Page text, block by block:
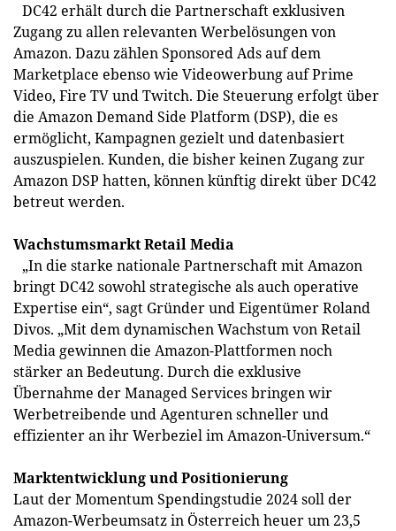
DC42 erhält durch die Partnerschaft exklusiven
Zugang zu allen relevanten Werbelösungen von
Amazon. Dazu zählen Sponsored Ads auf dem
Marketplace ebenso wie Videowerbung auf Prime
Video, Fire TV und Twitch. Die Steuerung erfolgt über
die Amazon Demand Side Platform (DSP), die es
ermöglicht, Kampagnen gezielt und datenbasiert
auszuspielen. Kunden, die bisher keinen Zugang zur
Amazon DSP hatten, können künftig direkt über DC42
betreut werden.
Wachstumsmarkt Retail Media
„In die starke nationale Partnerschaft mit Amazon
bringt DC42 sowohl strategische als auch operative
Expertise ein“, sagt Gründer und Eigentümer Roland
Divos. „Mit dem dynamischen Wachstum von Retail
Media gewinnen die Amazon-Plattformen noch
stärker an Bedeutung. Durch die exklusive
Übernahme der Managed Services bringen wir
Werbetreibende und Agenturen schneller und
effizienter an ihr Werbeziel im Amazon-Universum.“
Marktentwicklung und Positionierung
Laut der Momentum Spendingstudie 2024 soll der
Amazon-Werbeumsatz in Österreich heuer um 23,5